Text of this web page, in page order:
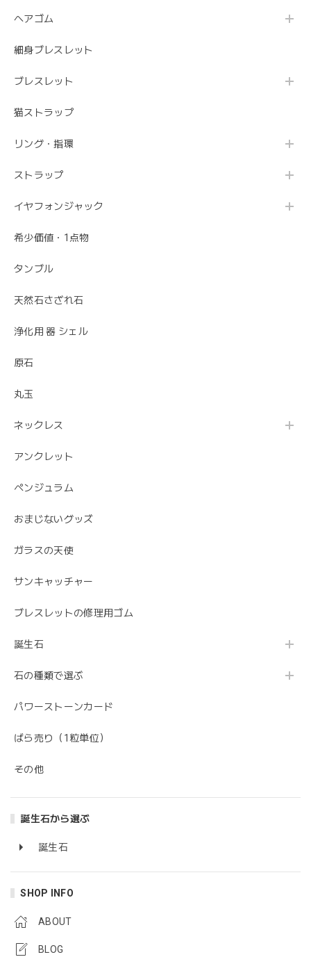
ヘアゴム
細身ブレスレット
ブレスレット
猫ストラップ
リング・指環
ストラップ
イヤフォンジャック
希少価値・1点物
タンブル
天然石さざれ石
浄化用 器 シェル
原石
丸玉
ネックレス
アンクレット
ペンジュラム
おまじないグッズ
ガラスの天使
サンキャッチャー
ブレスレットの修理用ゴム
誕生石
石の種類で選ぶ
パワーストーンカード
ばら売り（1粒単位）
その他
誕生石から選ぶ
誕生石
SHOP INFO
ABOUT
BLOG